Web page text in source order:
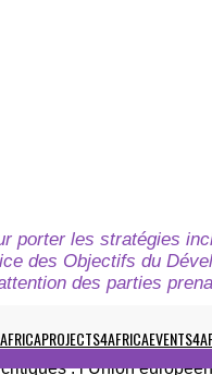
porter les stratégies
des Objectifs du
des parties
PROJECTS4AFRICA